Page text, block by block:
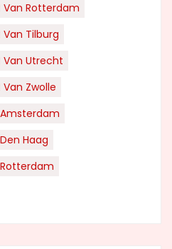
Van Rotterdam
Tilburg
Van Utrecht
Zwolle
Haag